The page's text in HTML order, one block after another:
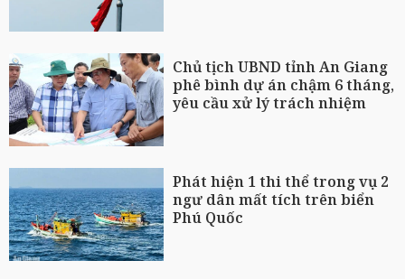
Chủ tịch UBND tỉnh An Giang
phê bình dự án chậm 6 tháng,
yêu cầu xử lý trách nhiệm
Phát hiện 1 thi thể trong vụ 2
ngư dân mất tích trên biển
Phú Quốc